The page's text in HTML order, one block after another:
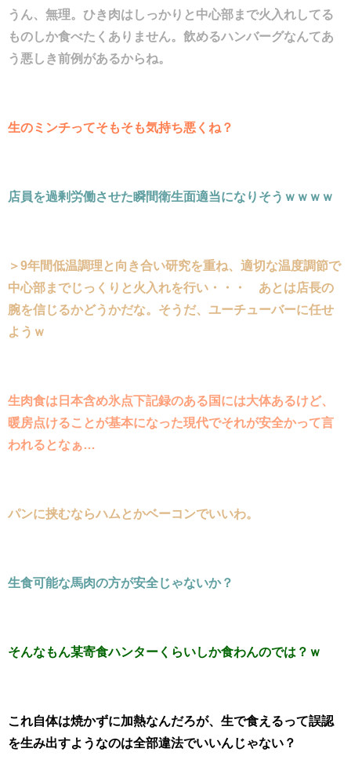
うん、無理。ひき肉はしっかりと中心部まで火入れしてる
ものしか食べたくありません。飲めるハンバーグなんてあ
う悪しき前例があるからね。
生のミンチってそもそも気持ち悪くね？
店員を過剰労働させた瞬間衛生面適当になりそうｗｗｗｗ
＞9年間低温調理と向き合い研究を重ね、適切な温度調節で
中心部までじっくりと火入れを行い・・・ あとは店長の
腕を信じるかどうかだな。そうだ、ユーチューバーに任せ
ようｗ
生肉食は日本含め氷点下記録のある国には大体あるけど、
暖房点けることが基本になった現代でそれが安全かって言
われるとなぁ…
パンに挟むならハムとかベーコンでいいわ。
生食可能な馬肉の方が安全じゃないか？
そんなもん某寄食ハンターくらいしか食わんのでは？ｗ
これ自体は焼かずに加熱なんだろが、生で食えるって誤認
を生み出すようなのは全部違法でいいんじゃない？